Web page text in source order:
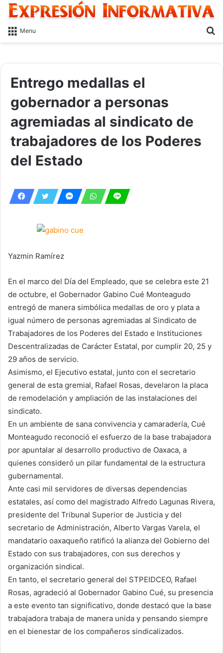
Menu
Entrego medallas el
gobernador a personas
agremiadas al sindicato de
trabajadores de los Poderes
del Estado
Yazmin Ramírez
En el marco del Día del Empleado, que se celebra este 21
de octubre, el Gobernador Gabino Cué Monteagudo
entregó de manera simbólica medallas de oro y plata a
igual número de personas agremiadas al Sindicato de
Trabajadores de los Poderes del Estado e Instituciones
Descentralizadas de Carácter Estatal, por cumplir 20, 25 y
29 años de servicio.
Asimismo, el Ejecutivo estatal, junto con el secretario
general de esta gremial, Rafael Rosas, develaron la placa
de remodelación y ampliación de las instalaciones del
sindicato.
En un ambiente de sana convivencia y camaradería, Cué
Monteagudo reconoció el esfuerzo de la base trabajadora
por apuntalar al desarrollo productivo de Oaxaca, a
quienes consideró un pilar fundamental de la estructura
gubernamental.
Ante casi mil servidores de diversas dependencias
estatales, así como del magistrado Alfredo Lagunas Rivera,
presidente del Tribunal Superior de Justicia y del
secretario de Administración, Alberto Vargas Varela, el
mandatario oaxaqueño ratificó la alianza del Gobierno del
Estado con sus trabajadores, con sus derechos y
organización sindical.
En tanto, el secretario general del STPEIDCEO, Rafael
Rosas, agradeció al Gobernador Gabino Cué, su presencia
a este evento tan significativo, donde destacó que la base
trabajadora trabaja de manera unida y pensando siempre
en el bienestar de los compañeros sindicalizados.